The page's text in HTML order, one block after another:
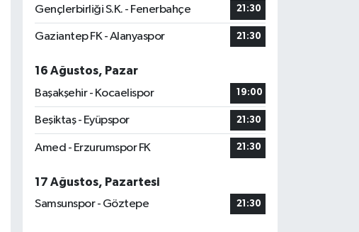
Gençlerbirliği S.K. - Fenerbahçe 21:30
Gaziantep FK - Alanyaspor 21:30
16 Ağustos, Pazar
Başakşehir - Kocaelispor
19:00
Beşiktaş - Eyüpspor 21:30
Amed - Erzurumspor FK 21:30
17 Ağustos, Pazartesi
Samsunspor - Göztepe
21:30